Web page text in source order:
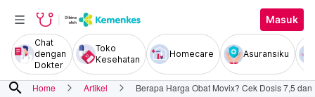
Masuk
Chat
dengan
Dokter
Toko
Kesehatan
Homecare Asuransiku
search Home Artikel Berapa Harga Obat Movix? Cek Dosis 7,5 dan